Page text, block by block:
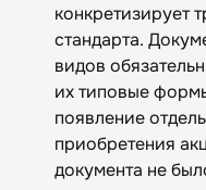
конкретизирует
стандарта.
видов
их типовые
появление
приобретения
документа не